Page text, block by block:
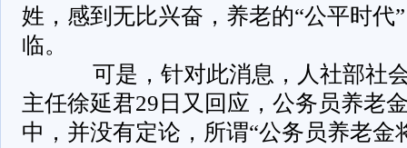
姓，感到无比兴奋，养老的“公平时代
临。
可是，针对此消息，人社部社会
主任徐延君29日又回应，公务员养老
中，并没有定论，所谓“公务员养老金